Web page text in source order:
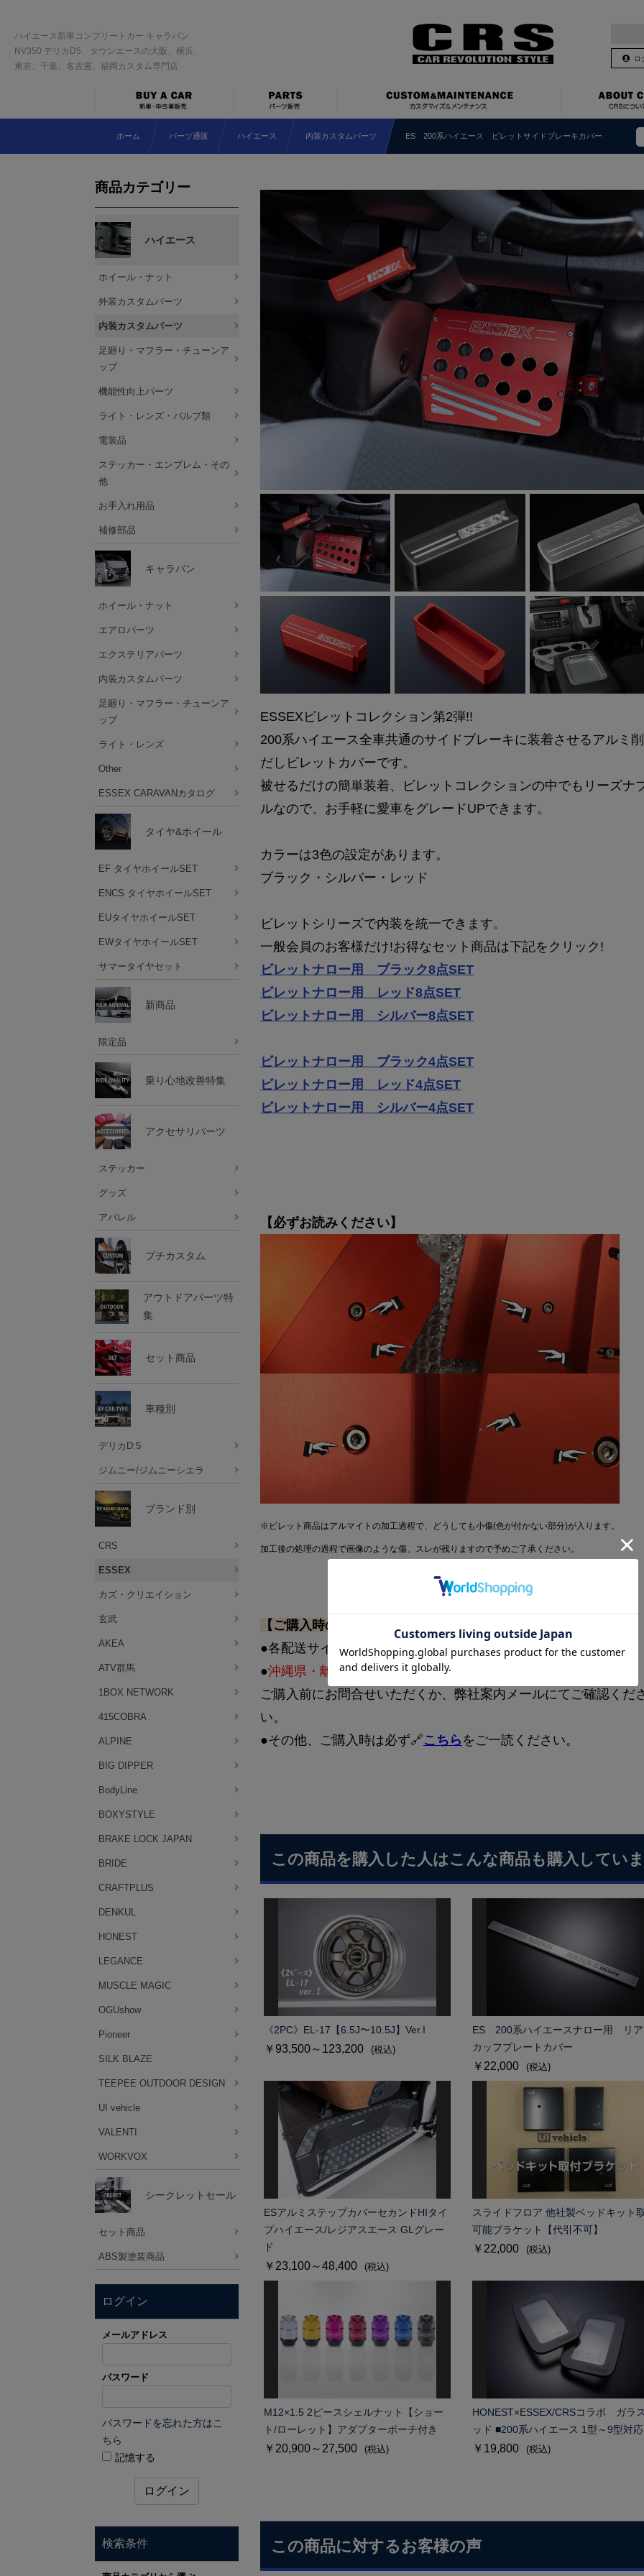
ハイエース新車コンプリートカー キャラバン
NV350 デリカD5、タウンエースの大阪、横浜、
東京、千葉、名古屋、福岡カスタム専門店
ロ
ホーム パーツ通販 ハイエース 内装カスタムパーツ ES 200系ハイエース ビレットサイドブレーキカバー
ESSEXビレットコレクション第2弾!!
200系ハイエース全車共通のサイドブレーキに装着させるアルミ
だしビレットカバーです。
被せるだけの簡単装着、ビレットコレクションの中でもリーズナ
ルなので、お手軽に愛車をグレードUPできます。
カラーは3色の設定があります。
ブラック・シルバー・レッド
ビレットシリーズで内装を統一できます。
一般会員のお客様だけ!お得なセット商品は下記をクリック!
ビレットナロー用 ブラック8点SET
ビレットナロー用 レッド8点SET
ビレットナロー用 シルバー8点SET
ビレットナロー用 ブラック4点SET
ビレットナロー用 レッド4点SET
ビレットナロー用 シルバー4点SET
【必ずお読みください】
※ビレット商品はアルマイトの加工過程で、どうしても小傷(色が付かない部分)が入ります。
加工後の処理の過程で画像のような傷、スレが残りますので予めご了承ください。
【ご購入時の注意事項】
●各配送サイズ・送料一覧→🔗送料区分
●沖縄県・離島への配送料金については都度お見積り
ご購入前にお問合せいただくか、弊社案内メールにてご確認くだ
い。
●その他、ご購入時は必ず🔗こちら をご一読ください。
この商品を購入した人はこんな商品も購入してい
《2PC》EL-17【6.5J〜10.5J】Ver.I
￥93,500～123,200 (税込)
ES 200系ハイエースナロー用 リ
カッフプレートカバー
￥22,000 (税込)
ESアルミステップカバーセカンドHIタイ
プハイエース/レジアスエース GLグレー
ド
￥23,100～48,400 (税込)
スライドフロア 他社製ベッドキット
可能ブラケット【代引不可】
￥22,000 (税込)
M12×1.5 2ピースシェルナット【ショー
ト/ローレット】アダプターポーチ付き
￥20,900～27,500 (税込)
HONEST×ESSEX/CRSコラボ ガラ
ッド ■200系ハイエース 1型～9型対応
￥19,800 (税込)
この商品に対するお客様の声
商品カテゴリー
ハイエース
ホイール・ナット
外装カスタムパーツ
内装カスタムパーツ
足廻り・マフラー・チューンア
ップ
機能性向上パーツ
ライト・レンズ・バルブ類
電装品
ステッカー・エンブレム・その
他
お手入れ用品
補修部品
キャラバン
ホイール・ナット
エアロパーツ
エクステリアパーツ
内装カスタムパーツ
足廻り・マフラー・チューンア
ップ
ライト・レンズ
Other
ESSEX CARAVANカタログ
タイヤ&ホイール
EF タイヤホイールSET
ENCS タイヤホイールSET
EUタイヤホイールSET
EWタイヤホイールSET
サマータイヤセット
新商品
限定品
乗り心地改善特集
アクセサリパーツ
ステッカー
グッズ
アパレル
プチカスタム
アウトドアパーツ特
集
セット商品
車種別
デリカD:5
ジムニー/ジムニーシエラ
ブランド別
CRS
ESSEX
カズ・クリエイション
玄武
AKEA
ATV群馬
1BOX NETWORK
415COBRA
ALPINE
BIG DIPPER
BodyLine
BOXYSTYLE
BRAKE LOCK JAPAN
BRIDE
CRAFTPLUS
DENKUL
HONEST
LEGANCE
MUSCLE MAGIC
OGUshow
Pioneer
SILK BLAZE
TEEPEE OUTDOOR DESIGN
UI vehicle
VALENTI
WORKVOX
シークレットセール
セット商品
ABS製塗装商品
ログイン
メールアドレス
パスワード
パスワードを忘れた方はこ
ちら
記憶する
ログイン
検索条件